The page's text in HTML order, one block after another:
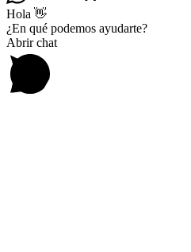
Hola 👋
¿En qué podemos ayudarte?
Abrir chat